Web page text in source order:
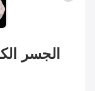
الجسر